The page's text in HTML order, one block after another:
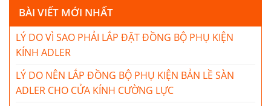
BÀI VIẾT MỚI NHẤT
LÝ DO VÌ SAO PHẢI LẮP ĐẶT ĐỒNG BỘ PHỤ KIỆN
KÍNH ADLER
LÝ DO NÊN LẮP ĐỒNG BỘ PHỤ KIỆN BẢN LỀ SÀN
ADLER CHO CỬA KÍNH CƯỜNG LỰC